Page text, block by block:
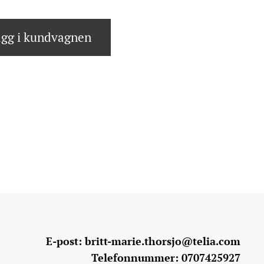
i kundvagnen
E-post: britt-marie.thorsjo@telia.com
Telefonnummer: 0707425927